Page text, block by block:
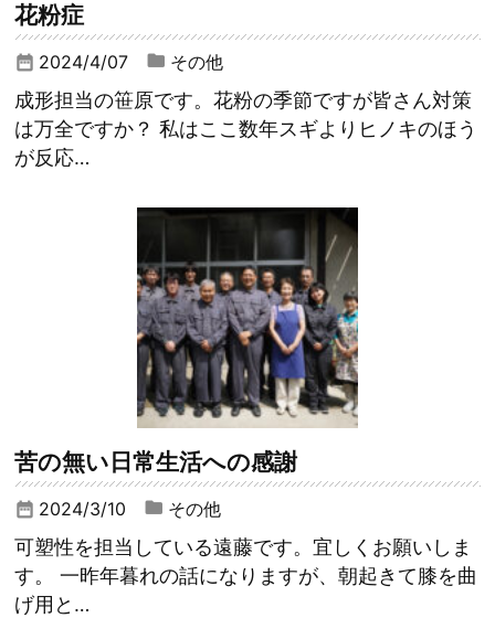
花粉症
date_range 2024/4/07 その他
成形担当の笹原です。花粉の季節ですが皆さん対策
は万全ですか？ 私はここ数年スギよりヒノキのほう
が反応…
苦の無い日常生活への感謝
date_range 2024/3/10 その他
可塑性を担当している遠藤です。宜しくお願いしま
す。 一昨年暮れの話になりますが、朝起きて膝を曲
げ用と…